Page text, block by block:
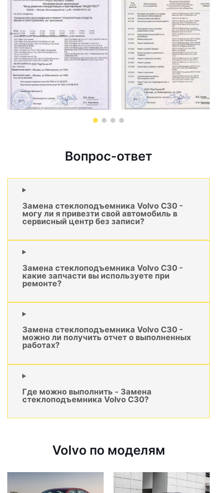
Вопрос-ответ
Замена стеклоподъемника Volvo C30 -
могу ли я привезти свой автомобиль в
сервисный центр без записи?
Замена стеклоподъемника Volvo C30 -
какие запчасти вы используете при
ремонте?
Замена стеклоподъемника Volvo C30 -
можно ли получить отчет о выполненных
работах?
Где можно выполнить - Замена
стеклоподъемника Volvo C30?
Volvo по моделям